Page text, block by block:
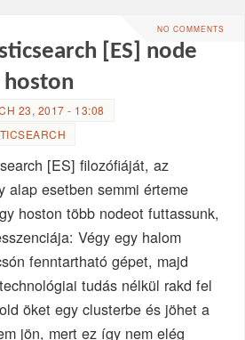
NO COMMENTS
[ES] node
23, 2017 - 13:08
[ES] filozófiáját, az
alap esetben semmi érteme
hoston több nodeot futtassunk,
Végy egy halom
fenntartható gépet, majd
tudás nélkül rakd fel
öket egy clusterbe és jöhet a
jön, mert ez így nem elég